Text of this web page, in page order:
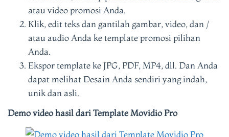
atau video promosi Anda.
Klik, edit teks dan gantilah gambar, video, dan /
atau audio Anda ke template promosi pilihan
Anda.
Ekspor template ke JPG, PDF, MP4, dll. Dan Anda
dapat melihat Desain Anda sendiri yang indah,
unik dan asli.
Demo video hasil dari Template Movidio Pro